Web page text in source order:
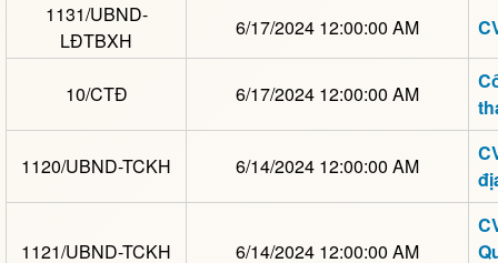
1131/UBND-
LĐTBXH
6/17/2024 12:00:00 AM
10/CTĐ 6/17/2024 12:00:00 AM
1120/UBND-TCKH 6/14/2024 12:00:00 AM
1121/UBND-TCKH 6/14/2024 12:00:00 AM